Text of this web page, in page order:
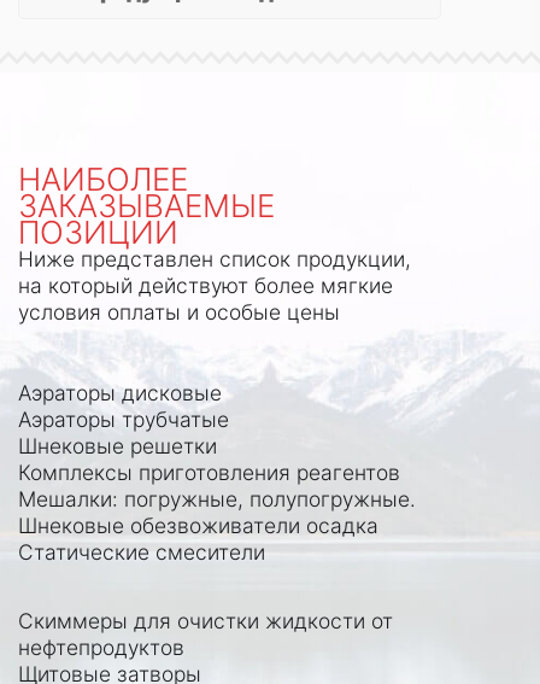
НАИБОЛЕЕ
ЗАКАЗЫВАЕМЫЕ
ПОЗИЦИИ
Ниже представлен список продукции,
на который действуют более мягкие
условия оплаты и особые цены
Аэраторы дисковые
Аэраторы трубчатые
Шнековые решетки
Комплексы приготовления реагентов
Мешалки: погружные, полупогружные.
Шнековые обезвоживатели осадка
Статические смесители
Скиммеры для очистки жидкости от
нефтепродуктов
Щитовые затворы